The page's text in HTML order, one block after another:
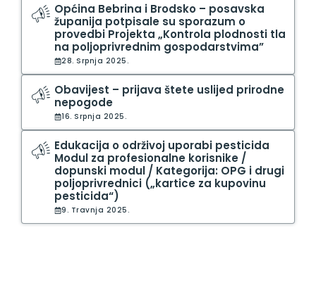
Općina Bebrina i Brodsko – posavska
županija potpisale su sporazum o
provedbi Projekta „Kontrola plodnosti tla
na poljoprivrednim gospodarstvima”
28. Srpnja 2025.
Obavijest – prijava štete uslijed prirodne
nepogode
16. Srpnja 2025.
Edukacija o održivoj uporabi pesticida
Modul za profesionalne korisnike /
dopunski modul / Kategorija: OPG i drugi
poljoprivrednici („kartice za kupovinu
pesticida“)
9. Travnja 2025.